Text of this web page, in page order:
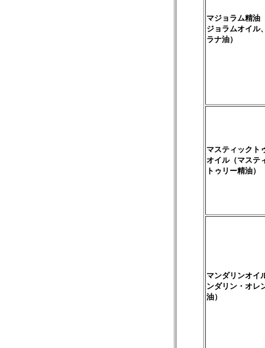
マジョラム精油
ジョラムオイル
ラナ油）
マスティックト
オイル（マステ
トゥリー精油）
マンダリンオイ
ンダリン・オレ
油）